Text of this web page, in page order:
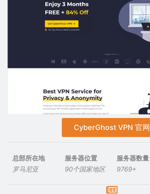
CyberGhost VPN 官网
总部所在地
罗马尼亚
服务器位置
90个国家地区
服务器数量
9769+